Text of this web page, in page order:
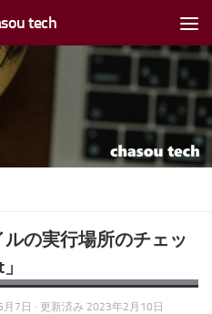
tech
ルの実行場所のチェッ
月7日 · 更新済み 2023年2月10日